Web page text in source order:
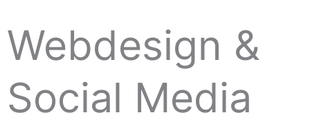
Webdesign &
Social Media